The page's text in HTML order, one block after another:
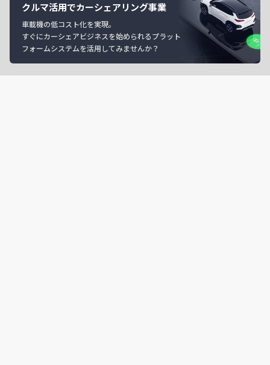
クルマ活用でカーシェアリング事業
車載機の低コスト化を実現。
すぐにカーシェアビジネスを始められるプラット
フォームシステムを活用してみませんか？